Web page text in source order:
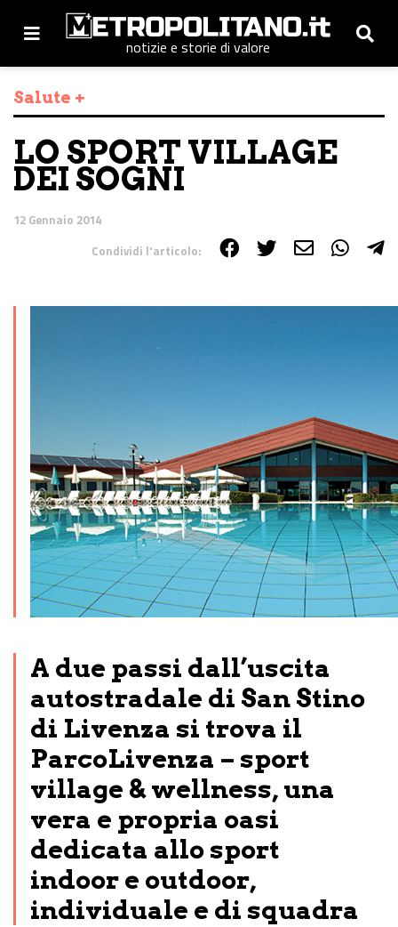
notizie e storie di valore
Salute +
LO SPORT VILLAGE
DEI SOGNI
12 Gennaio 2014
Condividi l'articolo:
A due passi dall’uscita
autostradale di San Stino
di Livenza si trova il
ParcoLivenza – sport
village & wellness, una
vera e propria oasi
dedicata allo sport
indoor e outdoor,
individuale e di squadra